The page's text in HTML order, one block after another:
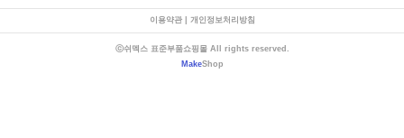
이용약관| 개인정보처리방침
ⓒ쉬멕스 표준부품쇼핑몰 All rights reserved.
MakeShop